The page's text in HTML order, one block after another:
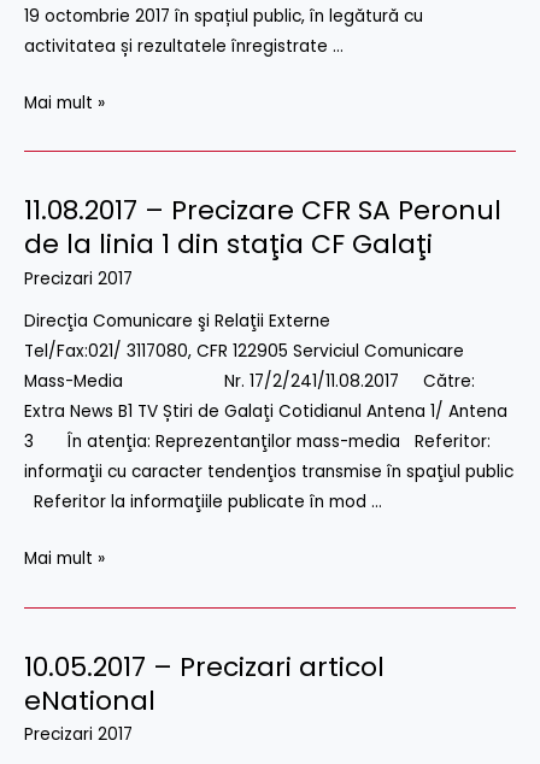
19 octombrie 2017 în spațiul public, în legătură cu
activitatea și rezultatele înregistrate …
modernizata
Mai mult »
11.08.2017 – Precizare CFR SA Peronul
de la linia 1 din staţia CF Galaţi
Precizari 2017
Direcţia Comunicare şi Relaţii Externe
Tel/Fax:021/ 3117080, CFR 122905 Serviciul Comunicare
Mass-Media Nr. 17/2/241/11.08.2017 Către:
Extra News B1 TV Știri de Galaţi Cotidianul Antena 1/ Antena
3 În atenţia: Reprezentanţilor mass-media Referitor:
informaţii cu caracter tendenţios transmise în spaţiul public
Referitor la informaţiile publicate în mod …
11.08.2017
–
Precizare
SA
Peronul
de
la
linia
1
din
CF
Mai mult »
10.05.2017 – Precizari articol
eNational
Precizari 2017
10.05.2017
–
Precizari